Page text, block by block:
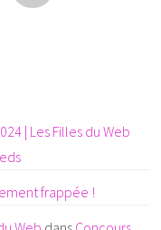
| Les Filles du Web
frappée !